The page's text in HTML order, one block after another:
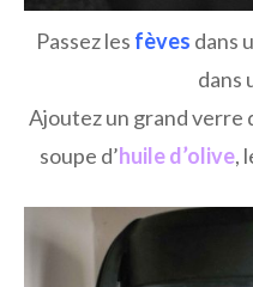
Passez les fèves dans
dans
Ajoutez un grand verre
soupe d’huile d’olive,